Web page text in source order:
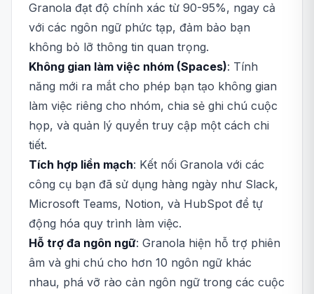
Granola đạt độ chính xác từ 90-95%, ngay cả
với các ngôn ngữ phức tạp, đảm bảo bạn
không bỏ lỡ thông tin quan trọng.
Không gian làm việc nhóm (Spaces): Tính
năng mới ra mắt cho phép bạn tạo không gian
làm việc riêng cho nhóm, chia sẻ ghi chú cuộc
họp, và quản lý quyền truy cập một cách chi
tiết.
Tích hợp liền mạch: Kết nối Granola với các
công cụ bạn đã sử dụng hàng ngày như Slack,
Microsoft Teams, Notion, và HubSpot để tự
động hóa quy trình làm việc.
Hỗ trợ đa ngôn ngữ: Granola hiện hỗ trợ phiên
âm và ghi chú cho hơn 10 ngôn ngữ khác
nhau, phá vỡ rào cản ngôn ngữ trong các cuộc